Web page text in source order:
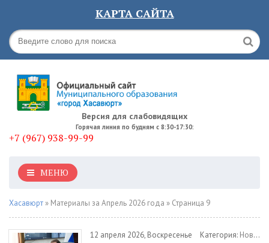
КАРТА САЙТА
Версия для слабовидящих
Горячая линия по будням с 8:30-17:30:
+7 (967) 938-99-99
МЕНЮ
Хасавюрт » Материалы за Апрель 2026 года » Страница 9
12 апреля 2026, Воскресенье Категория: Новости